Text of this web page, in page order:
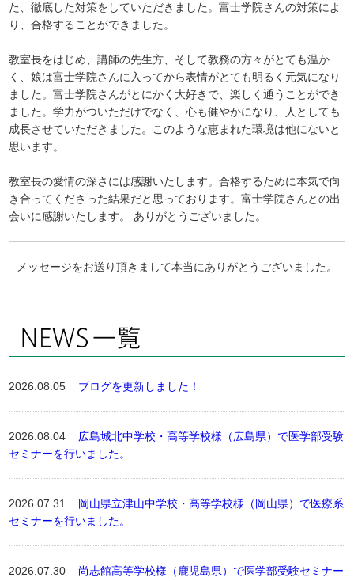
た、徹底した対策をしていただきました。富士学院さんの対策によ
り、合格することができました。
教室長をはじめ、講師の先生方、そして教務の方々がとても温か
く、娘は富士学院さんに入ってから表情がとても明るく元気になり
ました。富士学院さんがとにかく大好きで、楽しく通うことができ
ました。学力がついただけでなく、心も健やかになり、人としても
成長させていただきました。このような恵まれた環境は他にないと
思います。
教室長の愛情の深さには感謝いたします。合格するために本気で向
き合ってくださった結果だと思っております。富士学院さんとの出
会いに感謝いたします。 ありがとうございました。
メッセージをお送り頂きまして本当にありがとうございました。
2026.08.05 ブログを更新しました！
2026.08.04 広島城北中学校・高等学校様（広島県）で医学部受験
セミナーを行いました。
2026.07.31 岡山県立津山中学校・高等学校様（岡山県）で医療系
セミナーを行いました。
2026.07.30 尚志館高等学校様（鹿児島県）で医学部受験セミナー